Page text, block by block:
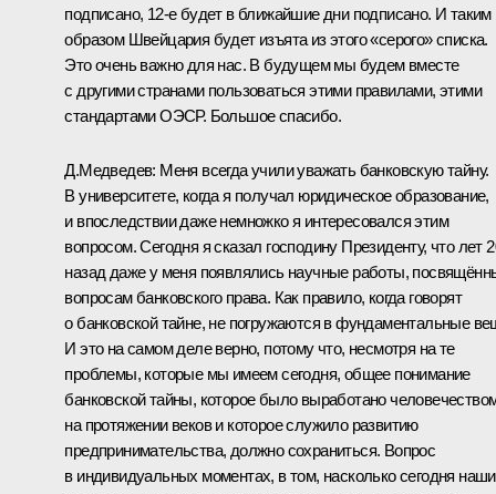
подписано, 12-е будет в ближайшие дни подписано. И таким
образом Швейцария будет изъята из этого «серого» списка.
Это очень важно для нас. В будущем мы будем вместе
с другими странами пользоваться этими правилами, этими
стандартами ОЭСР. Большое спасибо.
Д.Медведев: Меня всегда учили уважать банковскую тайну.
В университете, когда я получал юридическое образование,
и впоследствии даже немножко я интересовался этим
вопросом. Сегодня я сказал господину Президенту, что лет
назад даже у меня появлялись научные работы,
вопросам банковского права. Как правило, когда говорят
о банковской тайне, не погружаются в фундаментальные
И это на самом деле верно, потому что, несмотря на те
проблемы, которые мы имеем сегодня, общее понимание
банковской тайны, которое было выработано
на протяжении веков и которое служило развитию
предпринимательства, должно сохраниться. Вопрос
в индивидуальных моментах, в том, насколько сегодня наши